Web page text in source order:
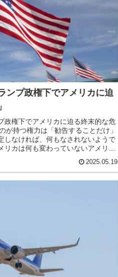
ンプ政権下でアメリカに迫
政権下でアメリカに迫る終末的な危
が持つ権力は「勧告することだけ」
しなければ、何もなされないようで
リカは何も変わっていないアメリカ
2025.05.19